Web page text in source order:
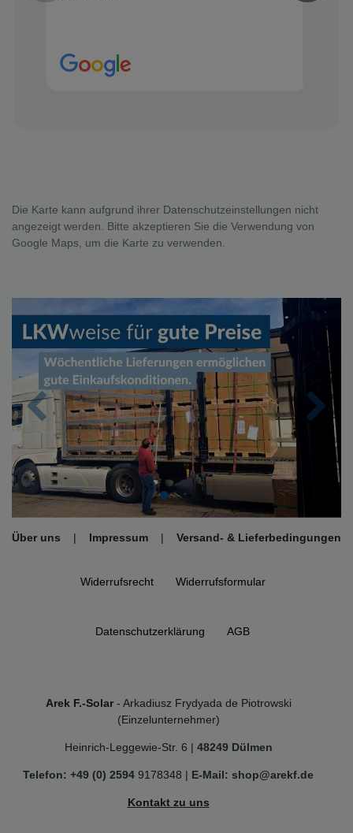
Die Karte kann aufgrund ihrer Datenschutzeinstellungen nicht
angezeigt werden. Bitte akzeptieren Sie die Verwendung von
Google Maps, um die Karte zu verwenden.
Zurück
Über uns | Impressum | Versand- & Lieferbedingungen
Widerrufs­recht Widerrufs­formular
Daten­schutz­erklärung AGB
Arek F.-Solar- Arkadiusz Frydyada de Piotrowski
(Einzelunternehmer)
Heinrich-Leggewie-Str. 6 | 48249 Dülmen
Telefon: +49 (0) 2594 9178348 | E-Mail: shop@arekf.de
Kontakt zu uns